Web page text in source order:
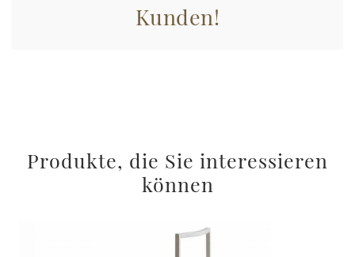
Kunden!
Produkte, die Sie interessieren
können